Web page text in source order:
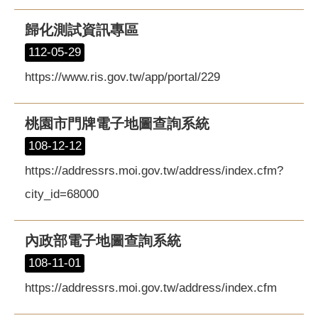
歸化測試資訊專區
112-05-29
https://www.ris.gov.tw/app/portal/229
桃園市門牌電子地圖查詢系統
108-12-12
https://addressrs.moi.gov.tw/address/index.cfm?
city_id=68000
內政部電子地圖查詢系統
108-11-01
https://addressrs.moi.gov.tw/address/index.cfm